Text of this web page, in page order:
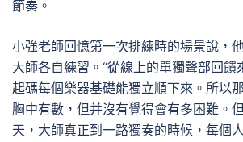
節奏。
小強老師回憶第一次排練時的場景說，
大師各自練習。“從線上的單獨聲部回饋
起碼每個樂器基礎能獨立順下來。所以
胸中有數，但并沒有覺得會有多困難。
天，大師真正到一路獨奏的時候，每個